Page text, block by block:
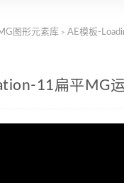
图形元素库 > AE模板-
11扁平MG